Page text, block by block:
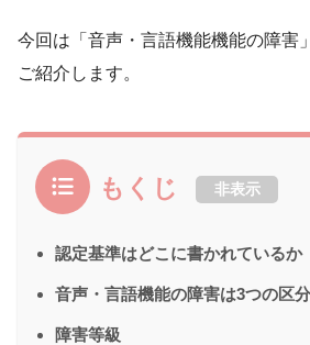
今回は「音声・言語機能機能の障害
ご紹介します。
もくじ 非表示
認定基準はどこに書かれているか
音声・言語機能の障害は3つの区
障害等級